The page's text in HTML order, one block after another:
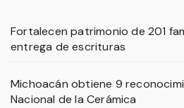
Fortalecen patrimonio de 201
entrega de escrituras
Michoacán obtiene 9
Nacional de la Cerámica